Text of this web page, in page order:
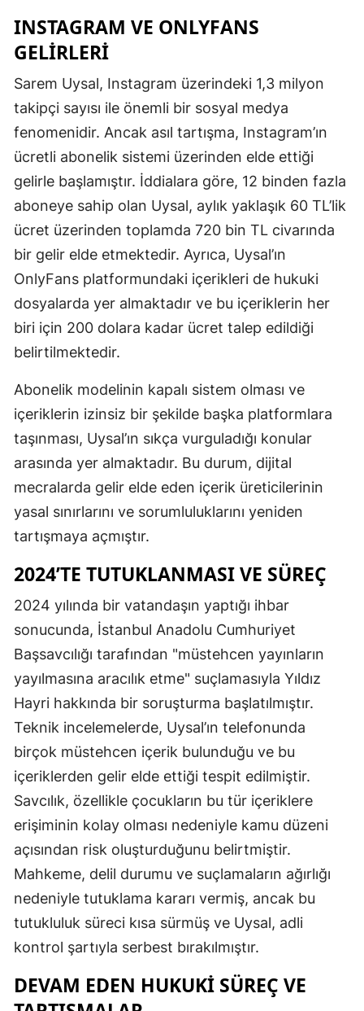
INSTAGRAM VE ONLYFANS
GELIRLERI
Sarem Uysal, Instagram üzerindeki 1,3 milyon
takipçi sayısı ile önemli bir sosyal medya
fenomenidir. Ancak asıl tartışma, Instagram’ın
ücretli abonelik sistemi üzerinden elde ettiği
gelirle başlamıştır. İddialara göre, 12 binden fazla
aboneye sahip olan Uysal, aylık yaklaşık 60 TL’lik
ücret üzerinden toplamda 720 bin TL civarında
bir gelir elde etmektedir. Ayrıca, Uysal’ın
OnlyFans platformundaki içerikleri de hukuki
dosyalarda yer almaktadır ve bu içeriklerin her
biri için 200 dolara kadar ücret talep edildiği
belirtilmektedir.
Abonelik modelinin kapalı sistem olması ve
içeriklerin izinsiz bir şekilde başka platformlara
taşınması, Uysal’ın sıkça vurguladığı konular
arasında yer almaktadır. Bu durum, dijital
mecralarda gelir elde eden içerik üreticilerinin
yasal sınırlarını ve sorumluluklarını yeniden
tartışmaya açmıştır.
2024’TE TUTUKLANMASI VE SÜREÇ
2024 yılında bir vatandaşın yaptığı ihbar
sonucunda, İstanbul Anadolu Cumhuriyet
Başsavcılığı tarafından "müstehcen yayınların
yayılmasına aracılık etme" suçlamasıyla Yıldız
Hayri hakkında bir soruşturma başlatılmıştır.
Teknik incelemelerde, Uysal’ın telefonunda
birçok müstehcen içerik bulunduğu ve bu
içeriklerden gelir elde ettiği tespit edilmiştir.
Savcılık, özellikle çocukların bu tür içeriklere
erişiminin kolay olması nedeniyle kamu düzeni
açısından risk oluşturduğunu belirtmiştir.
Mahkeme, delil durumu ve suçlamaların ağırlığı
nedeniyle tutuklama kararı vermiş, ancak bu
tutukluluk süreci kısa sürmüş ve Uysal, adli
kontrol şartıyla serbest bırakılmıştır.
DEVAM EDEN HUKUKI SÜREÇ VE